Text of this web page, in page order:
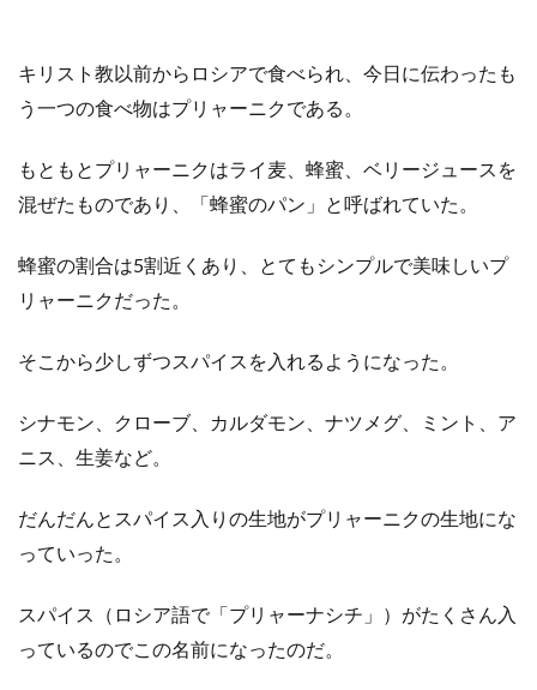
キリスト教以前からロシアで食べられ、今日に伝わったも
う一つの食べ物はプリャーニクである。
もともとプリャーニクはライ麦、蜂蜜、ベリージュースを
混ぜたものであり、「蜂蜜のパン」と呼ばれていた。
蜂蜜の割合は5割近くあり、とてもシンプルで美味しいプ
リャーニクだった。
そこから少しずつスパイスを入れるようになった。
シナモン、クローブ、カルダモン、ナツメグ、ミント、ア
ニス、生姜など。
だんだんとスパイス入りの生地がプリャーニクの生地にな
っていった。
スパイス（ロシア語で「プリャーナシチ」）がたくさん入
っているのでこの名前になったのだ。